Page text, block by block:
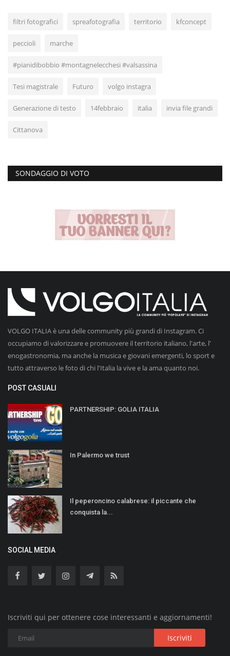
filtri fotografici spreafotografia territorio kfconcept
peccioli marche
#pianidibobbio #montagnelecchesi #valsassina
Tesi magistrale Futuro volgo instagra
Generazione di testo 14febbraio italia invia file grandi
Cittanova
SONDAGGIO DI VOTO
VOLGO ITALIA è una delle community più grandi di Instagram. Ci
occupiamo di valorizzare e promuovere il territorio italiano, l'arte, l'
enogastronomia, ma anche la musica e giovani emergenti, lo sport e
tutto attraverso le foto di chi l'Italia la vive e la ama quanto noi.
POST CASUALI
PARTNERSHIP: GOLIA ITALIA
In Palermo we trust
Il peperoncino calabrese: il piccante che
conquista la...
SOCIAL MEDIA
Iscriviti qui per ottenere cose interessanti e aggiornamenti!
Iscriviti